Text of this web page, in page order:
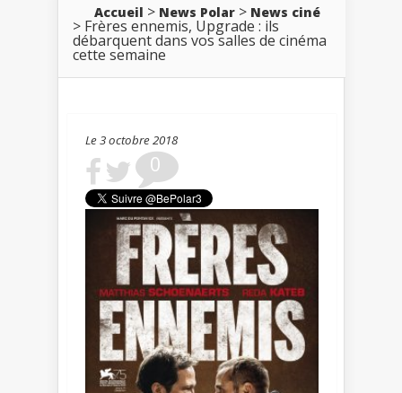
Accueil > News Polar > News ciné
> Frères ennemis, Upgrade : ils
débarquent dans vos salles de cinéma
cette semaine
Le 3 octobre 2018
0